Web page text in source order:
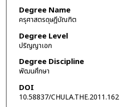
Degree Name
ครุศาสตรดุษฎีบัณฑิต
Degree Level
ปริญญาเอก
Degree Discipline
พัฒนศึกษา
DOI
10.58837/CHULA.THE.2011.162